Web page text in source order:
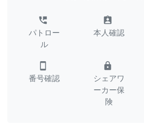
perm_phone_msg
パトロー
ル
assignment_ind
本人確認
smartphone
番号確認
lock
シェアワ
ーカー保
険